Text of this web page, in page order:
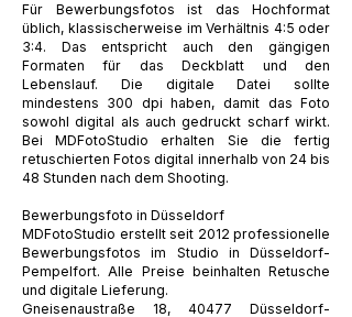
Für Bewerbungsfotos ist das Hochformat
üblich, klassischerweise im Verhältnis 4:5 oder
3:4. Das entspricht auch den gängigen
Formaten für das Deckblatt und den
Lebenslauf. Die digitale Datei sollte
mindestens 300 dpi haben, damit das Foto
sowohl digital als auch gedruckt scharf wirkt.
Bei MDFotoStudio erhalten Sie die fertig
retuschierten Fotos digital innerhalb von 24 bis
48 Stunden nach dem Shooting.
Bewerbungsfoto in Düsseldorf
MDFotoStudio erstellt seit 2012 professionelle
Bewerbungsfotos im Studio in Düsseldorf-
Pempelfort. Alle Preise beinhalten Retusche
und digitale Lieferung.
Gneisenaustraße 18, 40477 Düsseldorf-